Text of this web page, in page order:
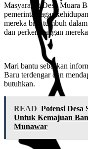
Masyarakat Desa Muara
pemerintah agar
mereka bisa tumbuh
dan perkembangan
Mari bantu sebarkan
Baru terdengar dan
butuhkan.
READ Potensi Desa
Untuk Kemajuan
Munawar